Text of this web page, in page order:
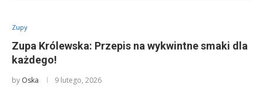
Zupy
Zupa Królewska: Przepis na wykwintne smaki dla
każdego!
by Oska 9 lutego, 2026